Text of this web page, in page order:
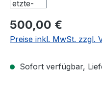
Regulärer Preis:
500,00 €
Preise inkl. MwSt. zzgl.
Sofort verfügbar,